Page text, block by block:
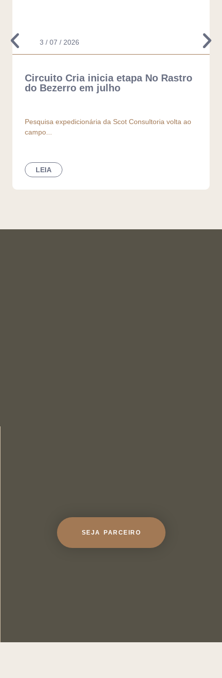
3 / 07 / 2026
Circuito Cria inicia etapa No Rastro
do Bezerro em julho
Pesquisa expedicionária da Scot Consultoria volta ao
campo...
LEIA
SEJA PARCEIRO